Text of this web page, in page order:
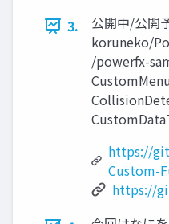
3.
公開中/公開
koruneko/
/powerfx-
https://
Custom-
https://